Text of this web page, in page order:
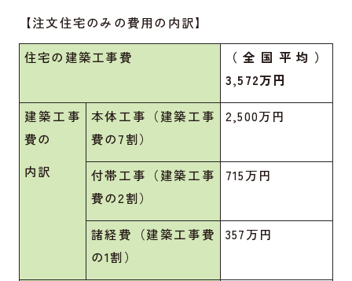
【注文住宅のみの費用の内訳】
住宅の建築工事費
（全国平均）
3,572万円
建築工事
費の
内訳
本体工事（建築工事
費の7割）
2,500万円
付帯工事（建築工事
費の2割）
715万円
諸経費（建築工事費
の1割）
357万円